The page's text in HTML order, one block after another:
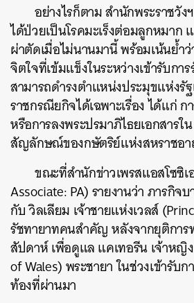
อย่างไรก็ตาม สำนักพระราชวั
ได้ป่วยเป็นโรคมะเร็งต่อมลูกหมาก
ผ่าตัดเมื่อไม่นานมานี้ พร้อมเน้นย้ำ
จิตใจที่เข้มแข็งในระหว่างเข้ารับกา
สามารถดำรงตำแหน่งประมุขแห่งรั
ราชกรณียกิจได้เฉพาะเรื่อง ได้แก่
หรือการลงพระปรมาภิไธยเอกสารใ
สัญลักษณ์ของกษัตริย์แห่งสหราชอ
ขณะที่สำนักข่าวเพรสแอสโซซิเ
Associate: PA) รายงานว่า ภารกิจ
กับ วิลเลียม เจ้าชายแห่งเวลส์
รัชทายาทคนสำคัญ หลังจากยุติการ
สัปดาห์ เพื่อดูแล แคเทอรีน เจ้าหญิ
of Wales) พระชายา ในช่วงเข้ารับ
ท้องที่ผ่านมา